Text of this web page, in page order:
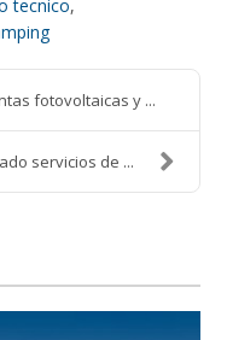
tecnico
fotovoltaicas y ...
servicios de ...